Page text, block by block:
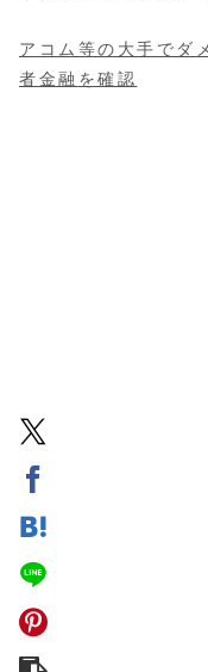
アコム等の大手でダ
者金融 を確認